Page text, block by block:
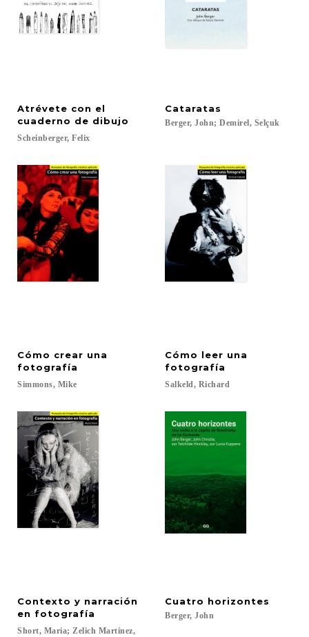
Atrévete con el
cuaderno de dibujo
Scheinberger, Felix
Cataratas
Berger, John; Demirel, Selçuk
Cómo crear una
fotografía
Simmons, Mike
Cómo leer una
fotografía
Salkeld, Richard
Contexto y narración
en fotografía
Short, Maria; Zelich Martínez,
Cuatro horizontes
Berger, John